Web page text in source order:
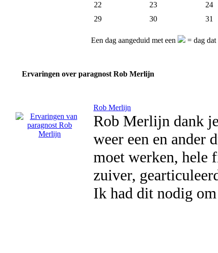
22
23
24
29
30 31
Een dag aangeduid met een = dag
Ervaringen over paragnost Rob Merlijn
Rob Merlijn
Rob Merlijn dank
weer een en ander
moet werken, hele
zuiver,
Ik had dit nodig